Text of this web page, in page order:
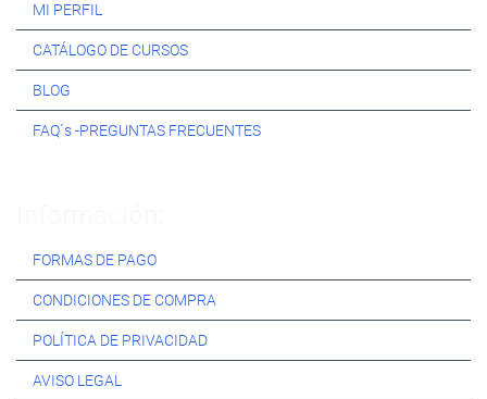
MI PERFIL
CATÁLOGO DE CURSOS
BLOG
FAQ´s -PREGUNTAS FRECUENTES
FORMAS DE PAGO
CONDICIONES DE COMPRA
POLÍTICA DE PRIVACIDAD
AVISO LEGAL